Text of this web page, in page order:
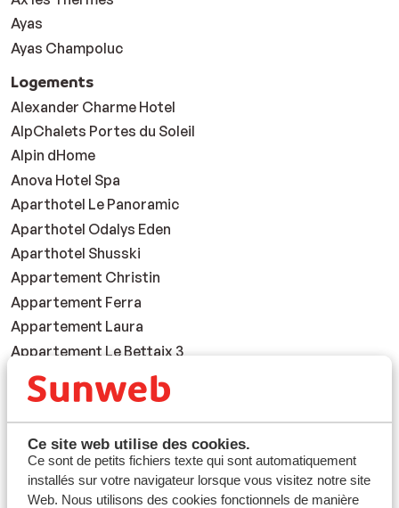
Ce site web utilise des cookies.
Ce sont de petits fichiers texte qui sont automatiquement
installés sur votre navigateur lorsque vous visitez notre site
Web. Nous utilisons des cookies fonctionnels de manière
Ayas
Ayas Champoluc
Logements
Alexander Charme Hotel
AlpChalets Portes du Soleil
Alpin dHome
Anova Hotel Spa
Aparthotel Le Panoramic
Aparthotel Odalys Eden
Aparthotel Shusski
Appartement Christin
Appartement Ferra
Appartement Laura
Appartement Le Bettaix 3
Appartement Le Petit Valentin
Appartements Anyos Park
Appartements Caribou
Appartements Les Adelphies
Appartements Miramonti
Appartements Nordic